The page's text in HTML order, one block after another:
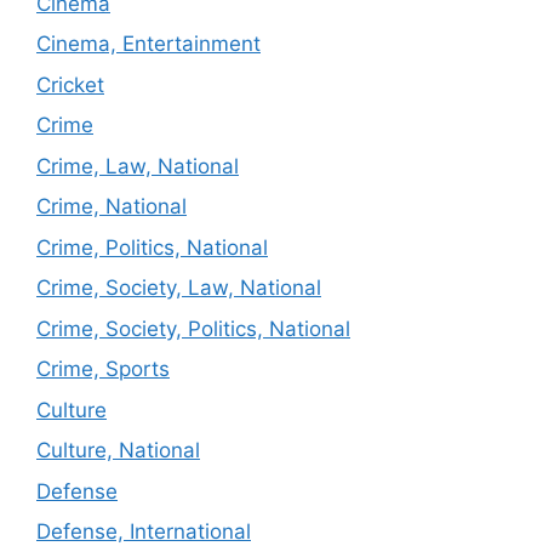
Cinema, Entertainment
Cricket
Crime
Crime, Law, National
Crime, National
Crime, Politics, National
Crime, Society, Law, National
Crime, Society, Politics, National
Crime, Sports
Culture
Culture, National
Defense
Defense, International